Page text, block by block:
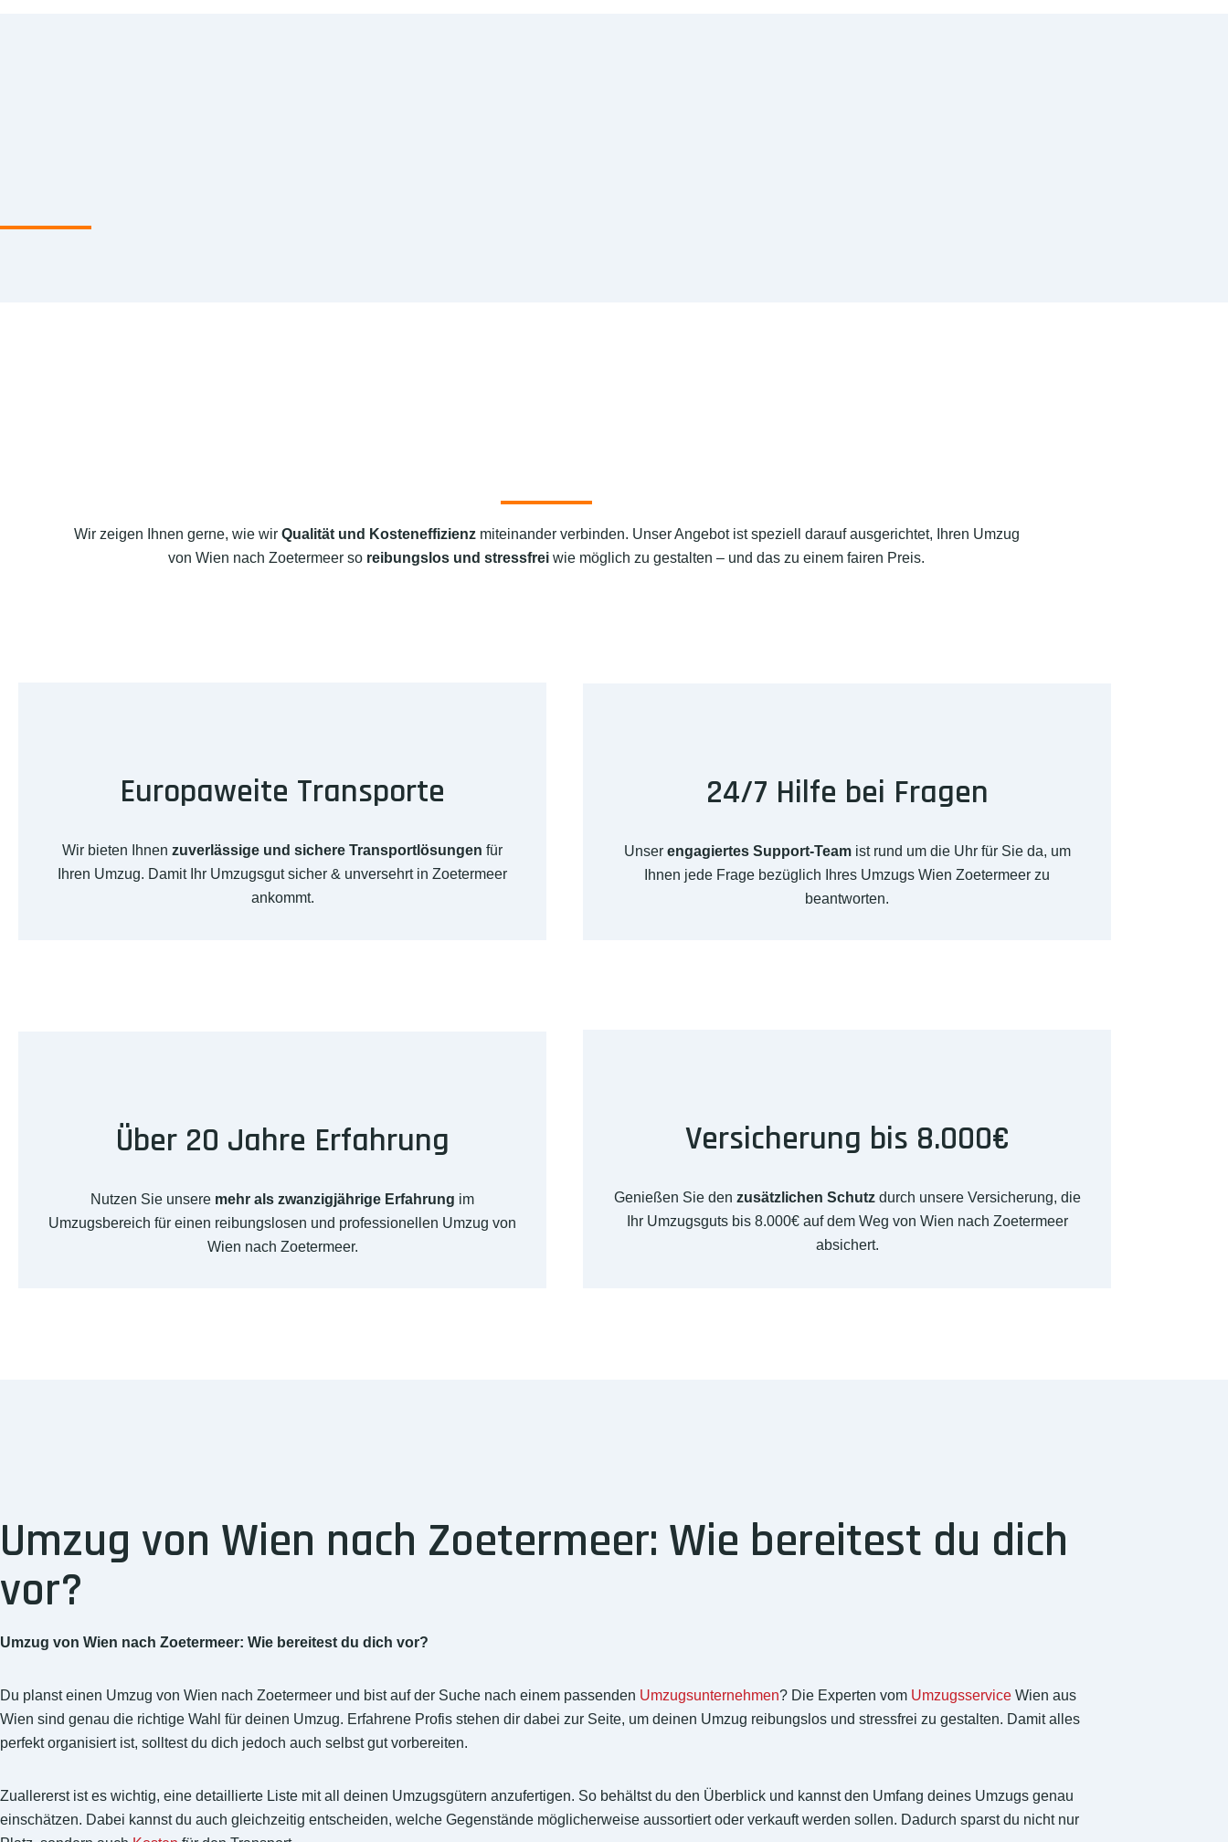
Wir zeigen Ihnen gerne, wie wir Qualität und Kosteneffizienzmiteinander verbinden. Unser Angebot ist speziell darauf ausgerichtet, Ihren Umzug
von Wien nach Zoetermeer so reibungslos und stressfrei wie möglich zu gestalten – und das zu einem fairen Preis.
Europaweite Transporte
Wir bieten Ihnen zuverlässige und sichere Transportlösungen für
Ihren Umzug. Damit Ihr Umzugsgut sicher & unversehrt in Zoetermeer
ankommt.
24/7 Hilfe bei Fragen
Unser engagiertes Support-Teamist rund um die Uhr für Sie da, um
Ihnen jede Frage bezüglich Ihres Umzugs Wien Zoetermeer zu
beantworten.
Über 20 Jahre Erfahrung
Nutzen Sie unsere mehr als zwanzigjährige Erfahrung im
Umzugsbereich für einen reibungslosen und professionellen Umzug von
Wien nach Zoetermeer.
Versicherung bis 8.000€
Genießen Sie den zusätzlichen Schutzdurch unsere Versicherung, die
Ihr Umzugsguts bis 8.000€ auf dem Weg von Wien nach Zoetermeer
absichert.
Umzug von Wien nach Zoetermeer: Wie bereitest du dich
vor?
Umzug von Wien nach Zoetermeer: Wie bereitest du dich vor?
Du planst einen Umzug von Wien nach Zoetermeer und bist auf der Suche nach einem passenden Umzugsunternehmen? Die Experten vom Umzugsservice Wien aus
Wien sind genau die richtige Wahl für deinen Umzug. Erfahrene Profis stehen dir dabei zur Seite, um deinen Umzug reibungslos und stressfrei zu gestalten. Damit alles
perfekt organisiert ist, solltest du dich jedoch auch selbst gut vorbereiten.
Zuallererst ist es wichtig, eine detaillierte Liste mit all deinen Umzugsgütern anzufertigen. So behältst du den Überblick und kannst den Umfang deines Umzugs genau
einschätzen. Dabei kannst du auch gleichzeitig entscheiden, welche Gegenstände möglicherweise aussortiert oder verkauft werden sollen. Dadurch sparst du nicht nur